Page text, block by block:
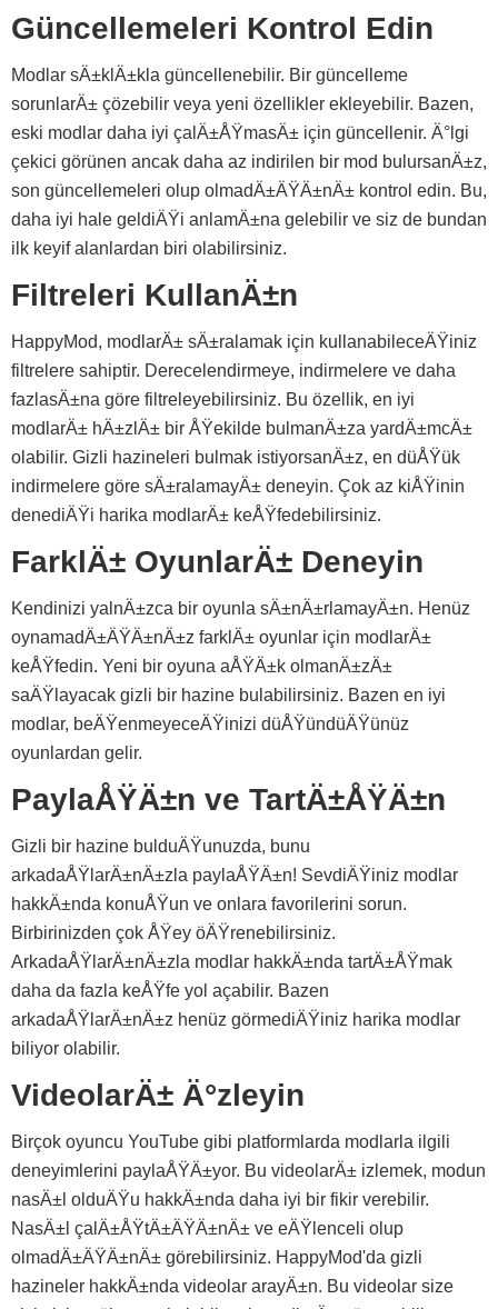
Güncellemeleri Kontrol Edin
Modlar sÄ±klÄ±kla güncellenebilir. Bir güncelleme
sorunlarÄ± çözebilir veya yeni özellikler ekleyebilir. Bazen,
eski modlar daha iyi çalÄ±ÅŸmasÄ± için güncellenir. Ä°lgi
çekici görünen ancak daha az indirilen bir mod bulursanÄ±z,
son güncellemeleri olup olmadÄ±ÄŸÄ±nÄ± kontrol edin. Bu,
daha iyi hale geldiÄŸi anlamÄ±na gelebilir ve siz de bundan
ilk keyif alanlardan biri olabilirsiniz.
Filtreleri KullanÄ±n
HappyMod, modlarÄ± sÄ±ralamak için kullanabileceÄŸiniz
filtrelere sahiptir. Derecelendirmeye, indirmelere ve daha
fazlasÄ±na göre filtreleyebilirsiniz. Bu özellik, en iyi
modlarÄ± hÄ±zlÄ± bir ÅŸekilde bulmanÄ±za yardÄ±mcÄ±
olabilir. Gizli hazineleri bulmak istiyorsanÄ±z, en düÅŸük
indirmelere göre sÄ±ralamayÄ± deneyin. Çok az kiÅŸinin
denediÄŸi harika modlarÄ± keÅŸfedebilirsiniz.
FarklÄ± OyunlarÄ± Deneyin
Kendinizi yalnÄ±zca bir oyunla sÄ±nÄ±rlamayÄ±n. Henüz
oynamadÄ±ÄŸÄ±nÄ±z farklÄ± oyunlar için modlarÄ±
keÅŸfedin. Yeni bir oyuna aÅŸÄ±k olmanÄ±zÄ±
saÄŸlayacak gizli bir hazine bulabilirsiniz. Bazen en iyi
modlar, beÄŸenmeyeceÄŸinizi düÅŸündüÄŸünüz
oyunlardan gelir.
PaylaÅŸÄ±n ve TartÄ±ÅŸÄ±n
Gizli bir hazine bulduÄŸunuzda, bunu
arkadaÅŸlarÄ±nÄ±zla paylaÅŸÄ±n! SevdiÄŸiniz modlar
hakkÄ±nda konuÅŸun ve onlara favorilerini sorun.
Birbirinizden çok ÅŸey öÄŸrenebilirsiniz.
ArkadaÅŸlarÄ±nÄ±zla modlar hakkÄ±nda tartÄ±ÅŸmak
daha da fazla keÅŸfe yol açabilir. Bazen
arkadaÅŸlarÄ±nÄ±z henüz görmediÄŸiniz harika modlar
biliyor olabilir.
VideolarÄ± Ä°zleyin
Birçok oyuncu YouTube gibi platformlarda modlarla ilgili
deneyimlerini paylaÅŸÄ±yor. Bu videolarÄ± izlemek, modun
nasÄ±l olduÄŸu hakkÄ±nda daha iyi bir fikir verebilir.
NasÄ±l çalÄ±ÅŸtÄ±ÄŸÄ±nÄ± ve eÄŸlenceli olup
olmadÄ±ÄŸÄ±nÄ± görebilirsiniz. HappyMod'da gizli
hazineler hakkÄ±nda videolar arayÄ±n. Bu videolar size